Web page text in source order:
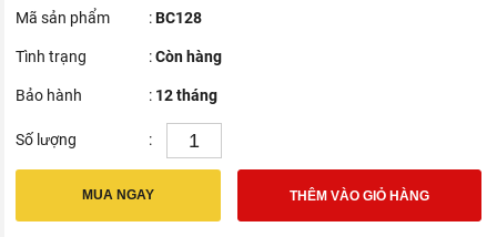
Mã sản phẩm :BC128
Tình trạng :Còn hàng
Bảo hành : 12 tháng
Số lượng :
MUA NGAY THÊM VÀO GIỎ HÀNG